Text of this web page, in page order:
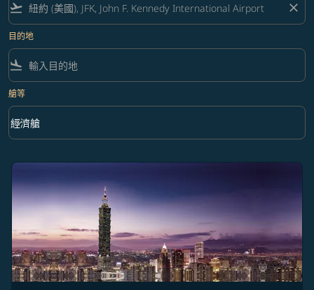
flight_takeoff close
目的地
flight_land
艙等
艙等 option 經濟艙 Selected
經濟艙
keyboard_arrow_down